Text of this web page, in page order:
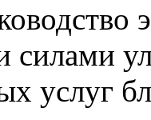
силами
услуг